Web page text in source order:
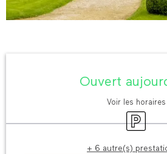
Ouvert
Voir les horaires
Parking
+ 6 autre(s)